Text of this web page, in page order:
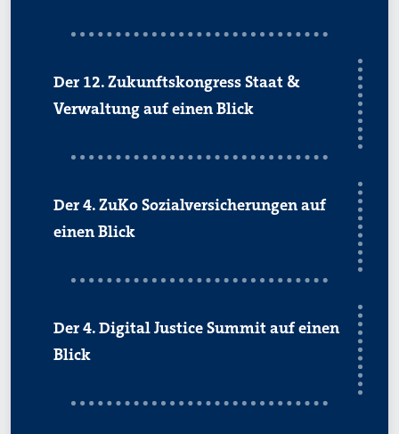
Der 12. Zukunftskongress Staat &
Verwaltung auf einen Blick
Der 4. ZuKo Sozialversicherungen auf
einen Blick
Der 4. Digital Justice Summit auf einen
Blick